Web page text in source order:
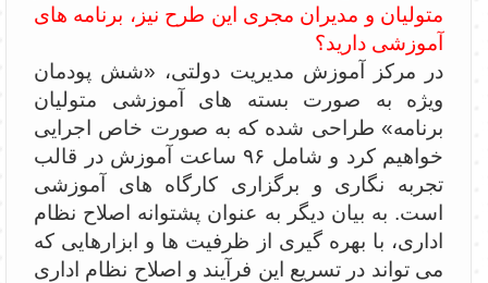
متولیان و مدیران مجری این طرح نیز، برنامه های
آموزشی دارید؟
در مرکز آموزش مدیریت دولتی، «شش پودمان
ویژه به صورت بسته های آموزشی متولیان
برنامه» طراحی شده که به صورت خاص اجرایی
خواهیم کرد و شامل ۹۶ ساعت آموزش در قالب
تجربه نگاری و برگزاری کارگاه های آموزشی
است. به بیان دیگر به عنوان پشتوانه اصلاح نظام
اداری، با بهره گیری از ظرفیت ها و ابزارهایی که
می تواند در تسریع این فرآیند و اصلاح نظام اداری